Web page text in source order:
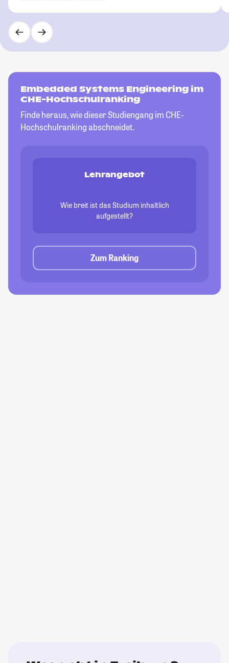
Embedded Systems Engineering im
CHE-Hochschulranking
Finde heraus, wie dieser Studiengang im CHE-
Hochschulranking abschneidet.
Lehrangebot
Wie breit ist das Studium inhaltlich
aufgestellt?
Zum Ranking